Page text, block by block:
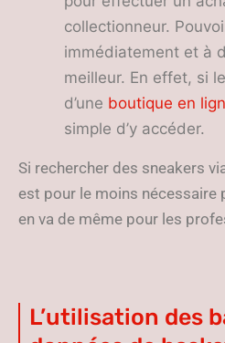
collectionneur.
immédiatement et à
meilleur. En effet, si
d’une boutique en
simple d’y accéder.
Si rechercher des sneakers
est pour le moins nécessaire
en va de même pour les
L’utilisation des